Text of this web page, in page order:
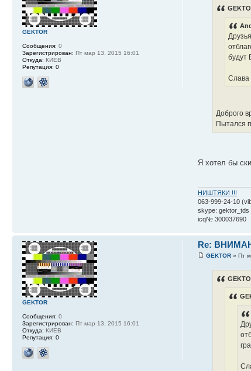
будут
Слава
Доброго
Пытался
Я хотел бы
НИШТЯКИ !!!
063-999-24-10
skype: gektor_tds
icq№ 300037690
GEKTOR
Сообщения: 0
Зарегистрирован: Пт мар 13, 2015 16:01
Откуда: КИЕВ
Репутация: 0
Re:
GEKTOR » Пт
GEKTOR
Сообщения: 0
Зарегистрирован: Пт мар 13, 2015 16:01
Откуда: КИЕВ
Репутация: 0